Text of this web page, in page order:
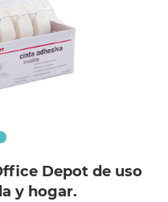
Depot de uso
y hogar.